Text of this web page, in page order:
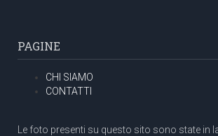
PAGINE
CHI SIAMO
CONTATTI
Le foto presenti su questo sito sono state in